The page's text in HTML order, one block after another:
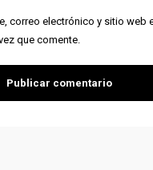
correo electrónico y sitio web
que comente.